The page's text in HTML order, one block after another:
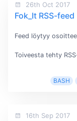
26th Oct 2017
Fok_It RSS-feed
Feed löytyy
Toiveesta tehty
BASH
16th Sep 2017